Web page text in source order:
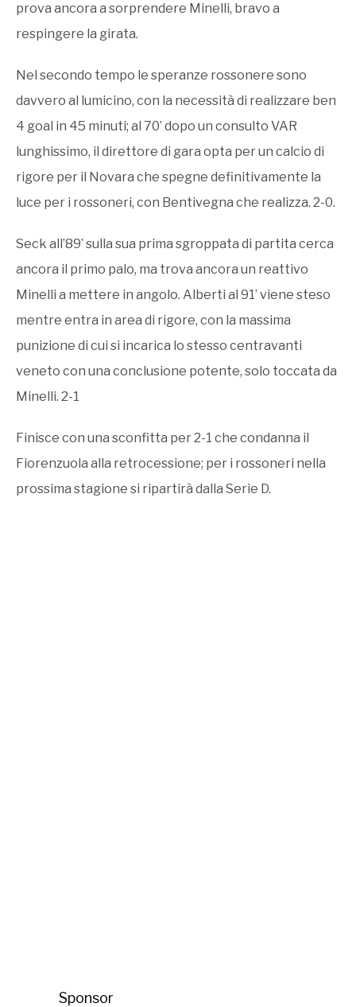
prova ancora a sorprendere Minelli, bravo a
respingere la girata.
Nel secondo tempo le speranze rossonere sono
davvero al lumicino, con la necessità di realizzare ben
4 goal in 45 minuti; al 70’ dopo un consulto VAR
lunghissimo, il direttore di gara opta per un calcio di
rigore per il Novara che spegne definitivamente la
luce per i rossoneri, con Bentivegna che realizza. 2-0.
Seck all’89’ sulla sua prima sgroppata di partita cerca
ancora il primo palo, ma trova ancora un reattivo
Minelli a mettere in angolo. Alberti al 91’ viene steso
mentre entra in area di rigore, con la massima
punizione di cui si incarica lo stesso centravanti
veneto con una conclusione potente, solo toccata da
Minelli. 2-1
Finisce con una sconfitta per 2-1 che condanna il
Fiorenzuola alla retrocessione; per i rossoneri nella
prossima stagione si ripartirà dalla Serie D.
Sponsor